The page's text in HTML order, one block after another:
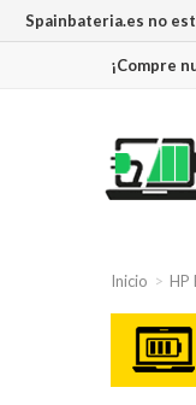
Spainbateria.es no
¡Compre
Inicio HP